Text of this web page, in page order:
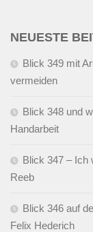
NEUESTE
Blick 349 mit
vermeiden
Blick 348 und
Handarbeit
Blick 347 – Ich
Reeb
Blick 346 auf
Felix Hederich